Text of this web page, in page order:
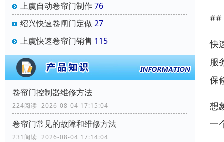
上虞自动卷帘门制作76
绍兴快速卷闸门定做27
上虞快速卷帘门销售 115
卷帘门控制器维修方法
224阅读 2026-08-04 17:15:04
卷帘门常见的故障和维修方法
231阅读 2026-08-04 17:14:04
##
快
服
保
想
一